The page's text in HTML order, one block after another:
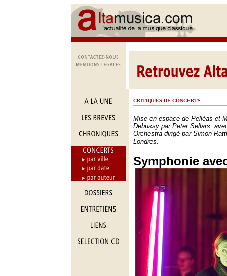
CRITIQUES DE CONCERTS
Mise en espace de Pelléas et
Debussy par Peter Sellars,
Orchestra dirigé par Simon
Londres.
Symphonie